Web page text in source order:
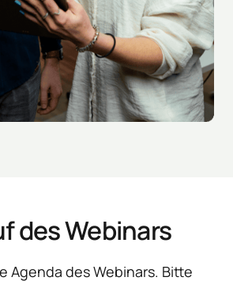
des Webinars
Agenda des Webinars. Bitte